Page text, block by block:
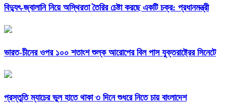
বিদ্যুৎ-জ্বালানি নিয়ে অস্থিরতা তৈরির চেষ্টা করছে একটি চক্র: প্রধানমন্ত্রী
ভারত-চীনের ওপর ১০০ শতাংশ শুল্ক আরোপের বিল পাস যুক্তরাষ্ট্রের সিনেটে
প্রস্তুতি ম্যাচের ভুল হাতে থাকা ৩ দিনে শুধরে নিতে চায় বাংলাদেশ